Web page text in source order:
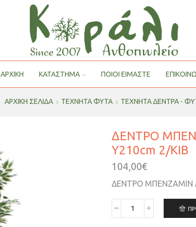
ΑΡΧΙΚΗ ΚΑΤΑΣΤΗΜΑ ΠΟΙΟΙ ΕΊΜΑΣΤΕ
ΑΡΧΙΚΉ ΣΕΛΊΔΑ ΤΕΧΝΗΤΑ ΦΥΤΑ ΤΕΧΝΗΤΆ ΔΈΝΤΡΑ -
ΔΕΝΤΡΟ
Y210cm 2/KIB
104,00€
ΔΕΝΤΡΟ ΜΠΕΝΖΑΜΙΝ